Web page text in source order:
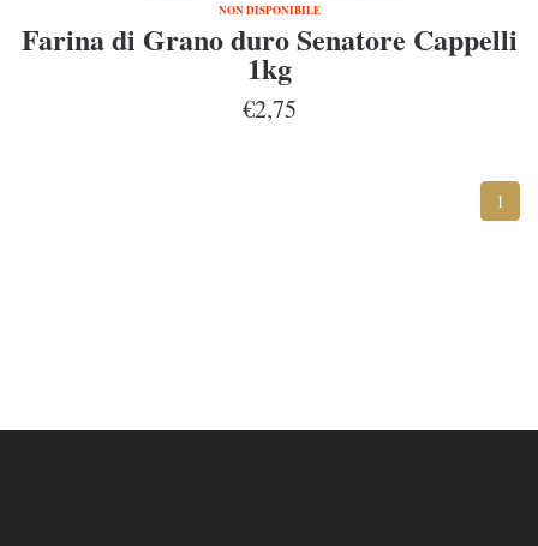
NON DISPONIBILE
Farina di Grano duro Senatore Cappelli
1kg
€2,75
1